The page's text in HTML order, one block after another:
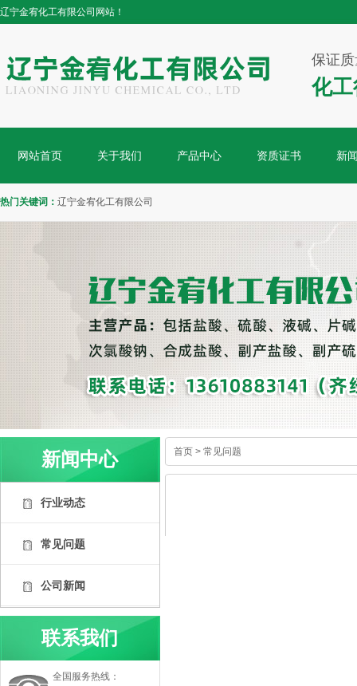
辽宁金宥化工有限公司网站！
保证
化
网站首页 关于我们 产品中心 资质证书 新
热门关键词： 辽宁金宥化工有限公司
首页 > 常见问题
新闻中心
行业动态
常见问题
公司新闻
联系我们
全国服务热线：